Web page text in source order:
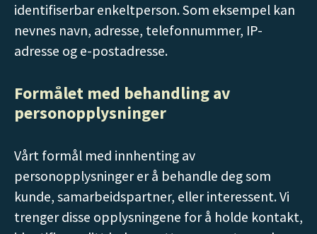
identifiserbar enkeltperson. Som eksempel kan
nevnes navn, adresse, telefonnummer, IP-
adresse og e-postadresse.
Formålet med behandling av
personopplysninger
Vårt formål med innhenting av
personopplysninger er å behandle deg som
kunde, samarbeidspartner, eller interessent. Vi
trenger disse opplysningene for å holde kontakt,